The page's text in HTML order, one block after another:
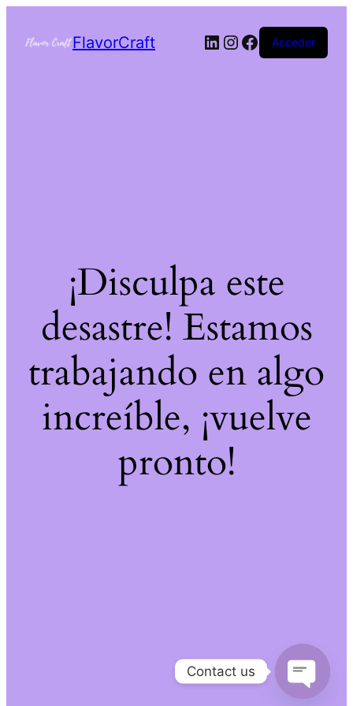
FlavorCraft Acceder
¡Disculpa este
desastre! Estamos
trabajando en algo
increíble, ¡vuelve
pronto!
Contact us